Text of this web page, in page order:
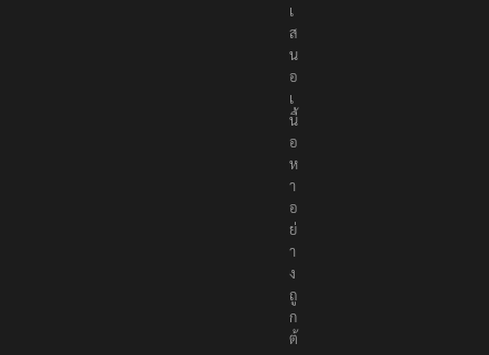
เ
ส
น
อ
เ
นื้
อ
ห
า
อ
ย่
า
ง
ถู
ก
ต้